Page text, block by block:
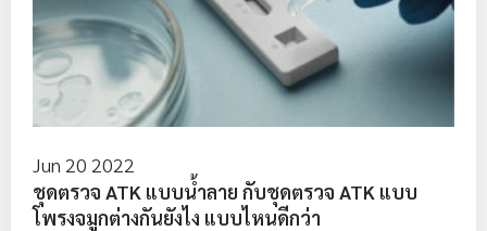
Jun 20 2022
ชุดตรวจ ATK แบบน้ำลาย กับชุดตรวจ ATK แบบ
โพรงจมูกต่างกันยังไง แบบไหนดีกว่า